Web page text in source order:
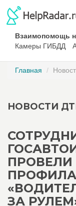
Взаимопомощь
Камеры ГИБДД
Главная
НОВОСТИ
ПРОВЕЛИ
ЗА